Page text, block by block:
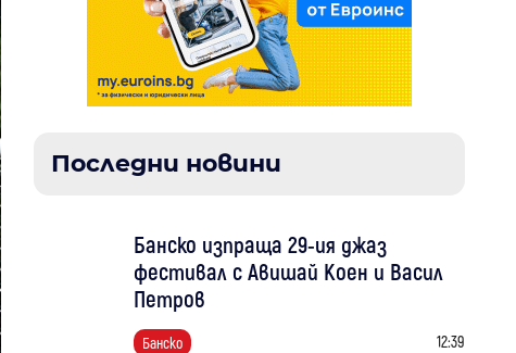
Последни новини
Банско изпраща 29-ия джаз
фестивал с Авишай Коен и Васил
Петров
Банско 12:39